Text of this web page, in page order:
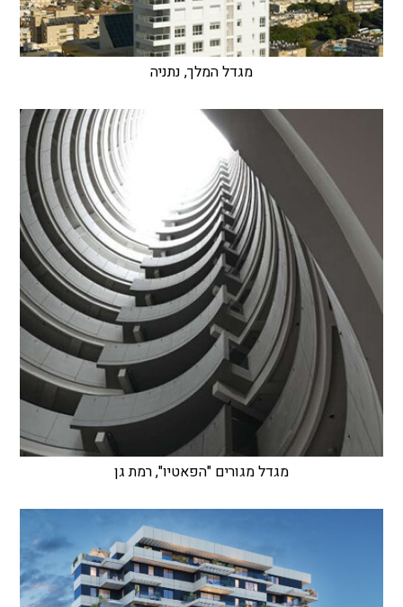
מגדל המלך, נתניה
מגדל מגורים "הפאטיו", רמת גן